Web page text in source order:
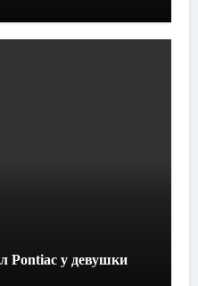
Pontiac у девушки